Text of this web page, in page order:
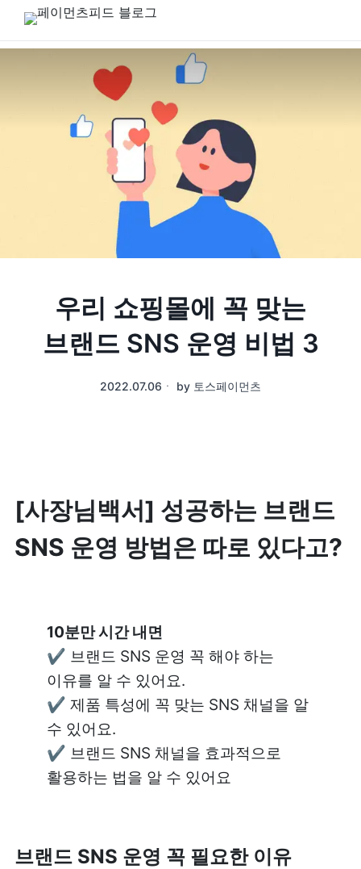
우리 쇼핑몰에 꼭 맞는
브랜드 SNS 운영 비법 3
2022.07.06 ㆍ by 토스페이먼츠
[사장님백서] 성공하는 브랜드
SNS 운영 방법은 따로 있다고?
10분만 시간 내면
✔️ 브랜드 SNS 운영 꼭 해야 하는
이유를 알 수 있어요.
✔️ 제품 특성에 꼭 맞는 SNS 채널을 알
수 있어요.
✔️ 브랜드 SNS 채널을 효과적으로
활용하는 법을 알 수 있어요
브랜드 SNS 운영 꼭 필요한 이유